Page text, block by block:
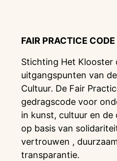
FAIR PRACTICE
Stichting Het Klooster
uitgangspunten van
Cultuur. De Fair
gedragscode voor
in kunst, cultuur en de
op basis van
vertrouwen ,
transparantie.